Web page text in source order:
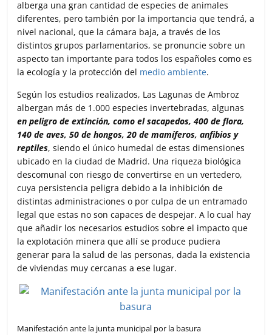
alberga una gran cantidad de especies de animales
diferentes, pero también por la importancia que tendrá, a
nivel nacional, que la cámara baja, a través de los
distintos grupos parlamentarios, se pronuncie sobre un
aspecto tan importante para todos los españoles como es
la ecología y la protección del medio ambiente.
Según los estudios realizados, Las Lagunas de Ambroz
albergan más de 1.000 especies invertebradas, algunas
en peligro de extinción, como el sacapedos, 400 de flora,
140 de aves, 50 de hongos, 20 de mamíferos, anfibios y
reptiles, siendo el único humedal de estas dimensiones
ubicado en la ciudad de Madrid. Una riqueza biológica
descomunal con riesgo de convertirse en un vertedero,
cuya persistencia peligra debido a la inhibición de
distintas administraciones o por culpa de un entramado
legal que estas no son capaces de despejar. A lo cual hay
que añadir los necesarios estudios sobre el impacto que
la explotación minera que allí se produce pudiera
generar para la salud de las personas, dada la existencia
de viviendas muy cercanas a ese lugar.
Manifestación ante la junta municipal por la basura